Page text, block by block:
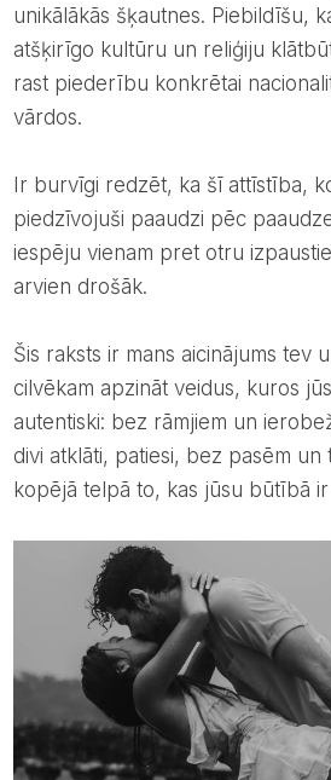
unikālākās šķautnes. Piebildīšu,
atšķirīgo kultūru un reliģiju
rast piederību konkrētai
vārdos.
piedzīvojuši paaudzi pēc
iespēju vienam pret otru
arvien drošāk.
šis raksts ir mans aicinājums tev un tavam mīļotajam
cilvēkam apzināt veidus, kuros
autentiski: bez rāmjiem un
divi atklāti, patiesi, bez pasēm un
kopējā telpā to, kas jūsu būtībā ir